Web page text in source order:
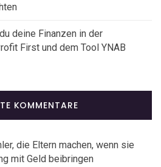
deine Finanzen in der
First und dem Tool YNAB
KOMMENTARE
die Eltern machen, wenn sie
mit Geld beibringen